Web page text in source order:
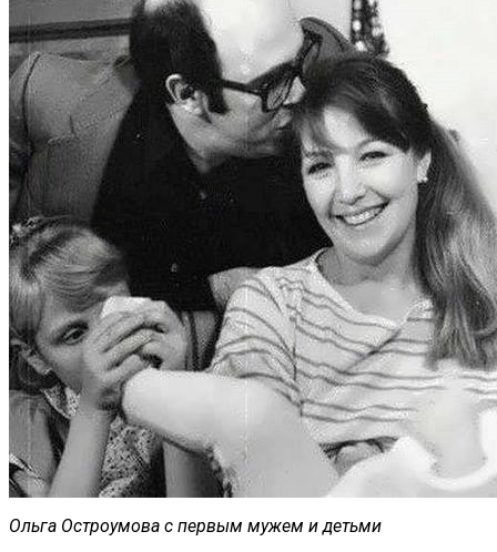
Ольга Остроумова с первым мужем и детьми